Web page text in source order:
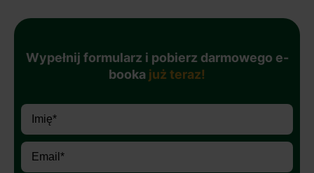
Wypełnij formularz i pobierz darmowego e-
booka już teraz!